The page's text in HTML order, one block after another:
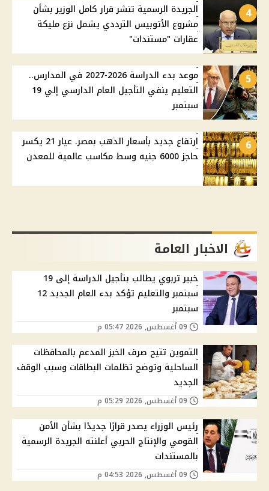
4
الجريدة الرسمية تنشر قرار كامل الوزير بشأن
مشروع الأتوبيس الترددي يشمل نزع مليكة
عقارات "مستندات"
5
موعد بدء الدراسة 2026-2027 في المدارس..
التعليم ينفي التأجيل العام الدارسي إلي 19
سبتمبر
6
ارتفاع جديد بأسعار الذهب بمصر. عيار 21 يكسر
حاجز 6000 جنيه وسط مكاسب عالمية للمعدن
الاخبار العامة
خبير تربوي يطالب بتأجيل الدراسة إلى 19
سبتمبر والتعليم تؤكد بدء العام الجديد 12
سبتمبر
التموين تتيح صرف الخبز المدعم بالمحافظات
الساحلية وتوضح تظلمات البطاقات وسبب الوقف
الجديد
رئيس الوزراء يصدر قرارًا جديدًا بشأن الأمن
القومي والإنتاج الحربي أعلنته الجريدة الرسمية
بالمستندات